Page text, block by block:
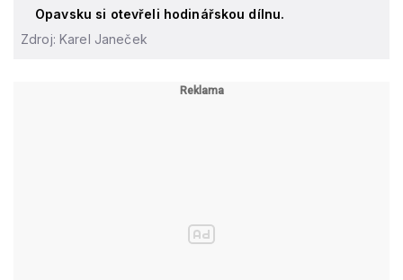
Opavsku si otevřeli hodinářskou dílnu.
Zdroj: Karel Janeček